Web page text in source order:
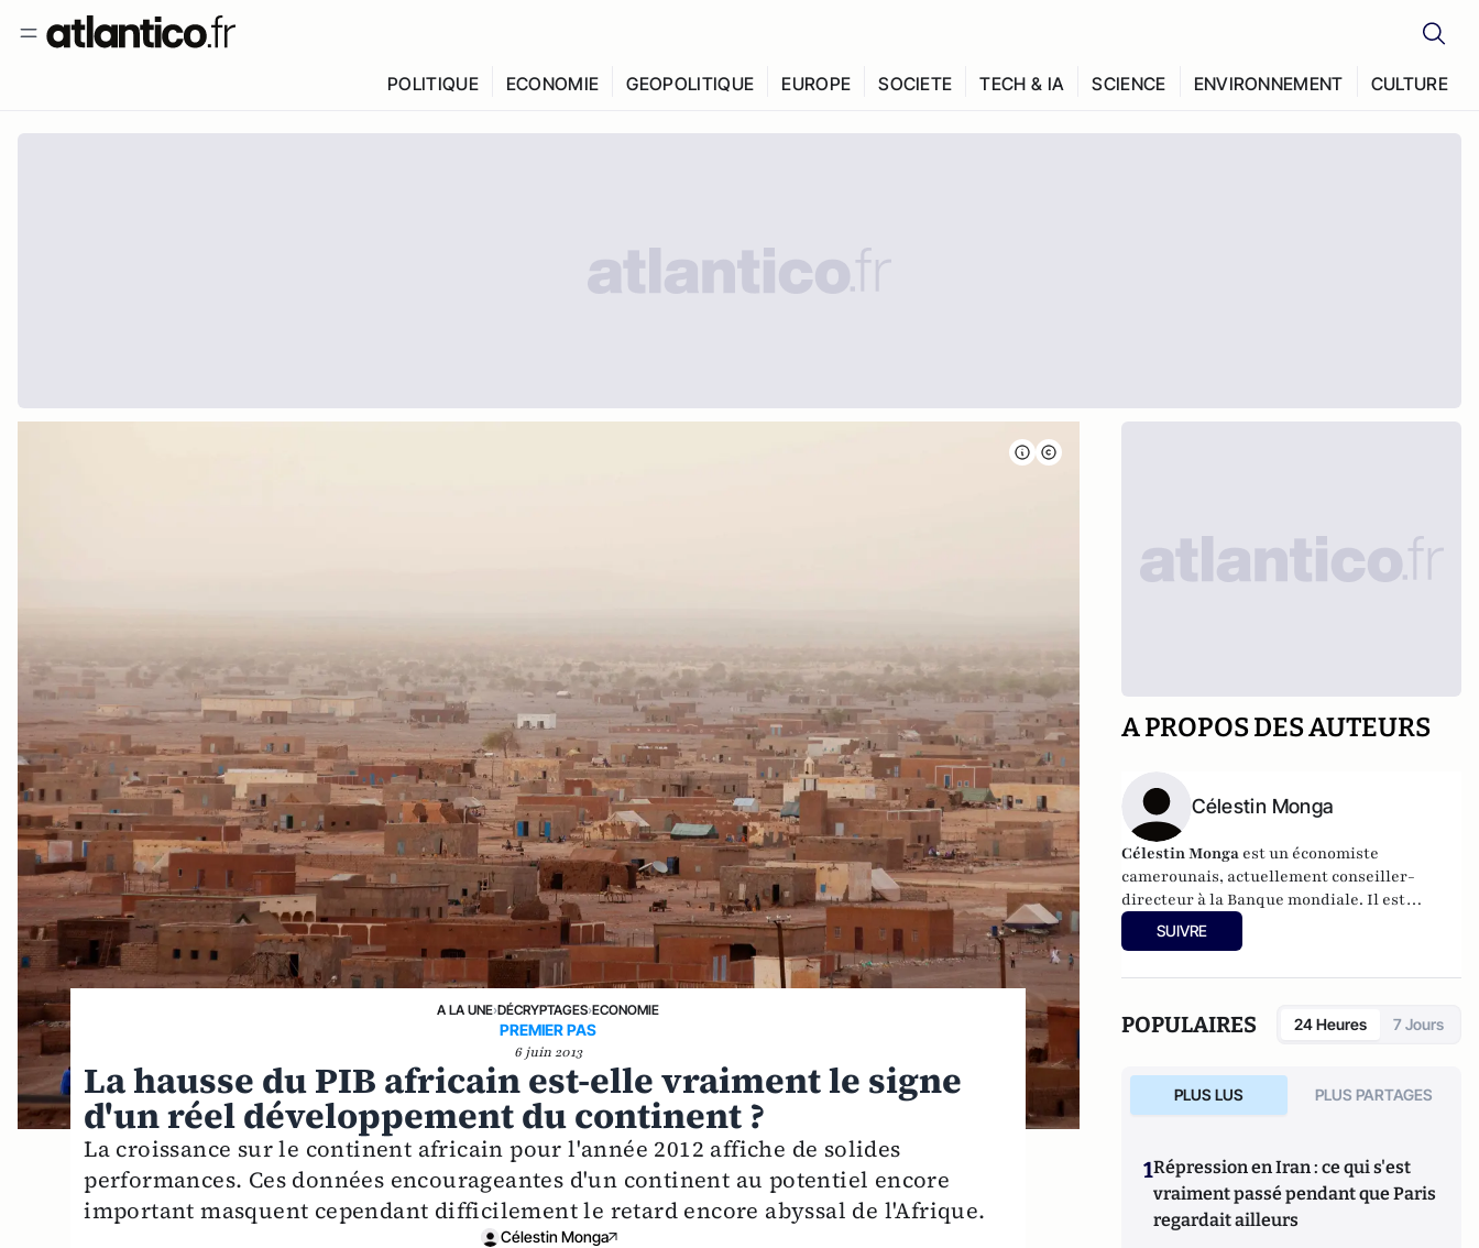
POLITIQUE ECONOMIE GEOPOLITIQUE EUROPE SOCIETE TECH & IA SCIENCE ENVIRONNEMENT CULTURE
A LA UNE›DÉCRYPTAGES›ECONOMIE
PREMIER PAS
6 juin 2013
La hausse du PIB africain est-elle vraiment le signe
d'un réel développement du continent ?
La croissance sur le continent africain pour l'année 2012 affiche de solides
performances. Ces données encourageantes d'un continent au potentiel encore
important masquent cependant difficilement le retard encore abyssal de l'Afrique.
Célestin Monga
A PROPOS DES AUTEURS
Célestin Monga
Célestin Monga est un économiste
camerounais, actuellement conseiller-
directeur à la Banque mondiale. Il est
également directeur de l'ouvrage de
référenceL'Afrique et la science
SUIVRE
POPULAIRES 24 Heures 7 Jours
PLUS LUS PLUS PARTAGES
1Répression en Iran : ce qui s'est
vraiment passé pendant que Paris
regardait ailleurs